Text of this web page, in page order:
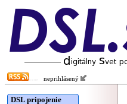
neprihlásený
DSL pripojenie